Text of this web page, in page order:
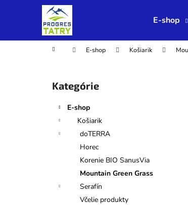
E-shop
Domov E-shop Košiarik
Preskočiť
kategórie
Kategórie
E-shop
Košiarik
doTERRA
Horec
Korenie BIO SanusVia
Mountain Green Grass
Serafín
Včelie produkty
í
Späť
do
Späť
do